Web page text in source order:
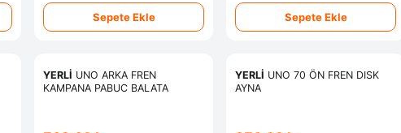
Sepete Ekle Sepete Ekle
YERLİ UNO ARKA FREN
KAMPANA PABUC BALATA
YERLİ UNO 70 ÖN FREN DISK
AYNA